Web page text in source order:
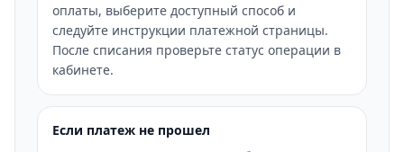
оплаты, выберите доступный способ и
следуйте инструкции платежной страницы.
После списания проверьте статус операции в
кабинете.
Если платеж не прошел